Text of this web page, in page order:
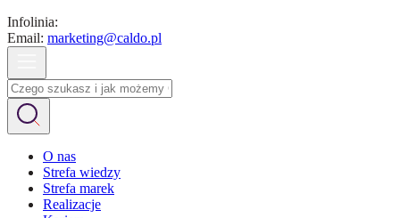
Infolinia:
Email: marketing@caldo.pl
O nas
Strefa wiedzy
Strefa marek
Realizacje